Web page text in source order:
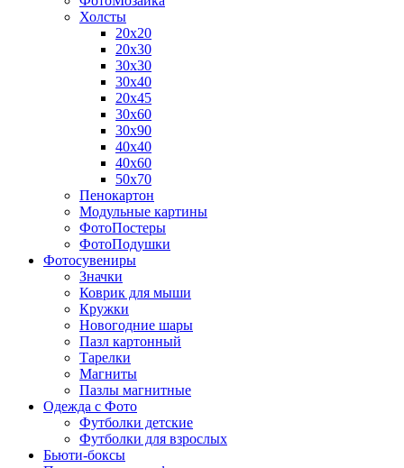
Холсты
20х20
20х30
30х30
30х40
20х45
30х60
30х90
40х40
40х60
50х70
Пенокартон
Модульные картины
ФотоПостеры
ФотоПодушки
Фотоcувениры
Значки
Коврик для мыши
Кружки
Новогодние шары
Пазл картонный
Тарелки
Магниты
Пазлы магнитные
Одежда с Фото
Футболки детские
Футболки для взрослых
Бьюти-боксы